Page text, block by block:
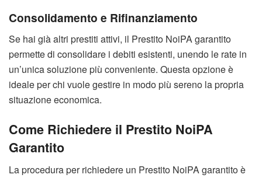
Consolidamento e Rifinanziamento
Se hai già altri prestiti attivi, il Prestito NoiPA garantito
permette di consolidare i debiti esistenti, unendo le rate in
un’unica soluzione più conveniente. Questa opzione è
ideale per chi vuole gestire in modo più sereno la propria
situazione economica.
Come Richiedere il Prestito NoiPA
Garantito
La procedura per richiedere un Prestito NoiPA garantito è